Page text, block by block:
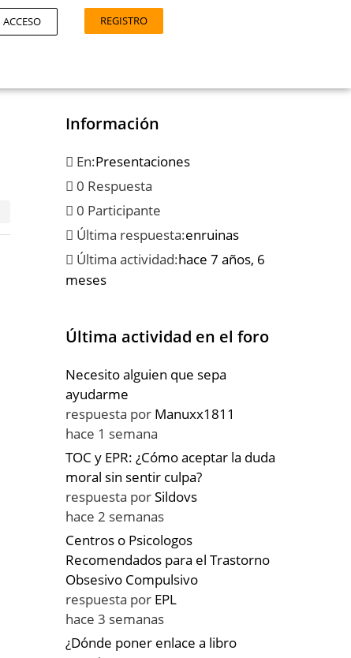
ACCESO REGISTRO
Información
En:Presentaciones
0 Respuesta
0 Participante
Última respuesta:enruinas
Última actividad:hace 7 años, 6
meses
Última actividad en el foro
Necesito alguien que sepa
ayudarme
respuesta por Manuxx1811
hace 1 semana
TOC y EPR: ¿Cómo aceptar la duda
moral sin sentir culpa?
respuesta porSildovs
hace 2 semanas
Centros o Psicologos
Recomendados para el Trastorno
Obsesivo Compulsivo
respuesta por EPL
hace 3 semanas
¿Dónde poner enlace a libro